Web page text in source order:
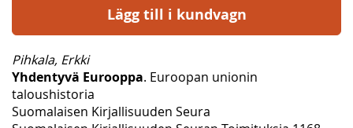
Lägg till i kundvagn
Pihkala, Erkki
Yhdentyvä Eurooppa. Euroopan unionin
taloushistoria
Suomalaisen Kirjallisuuden Seura